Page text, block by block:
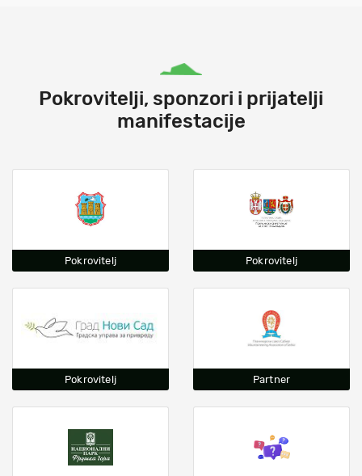
Pokrovitelji, sponzori i prijatelji
manifestacije
Pokrovitelj Pokrovitelj
Pokrovitelj Partner